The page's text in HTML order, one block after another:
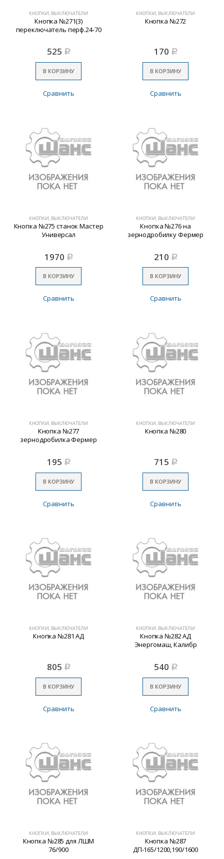
КНОПКИ, ВЫКЛЮЧАТЕЛИ
Кнопка №271(3)
переключатель перф.24-70
525 Р
В КОРЗИНУ
Сравнить
КНОПКИ, ВЫКЛЮЧАТЕЛИ
Кнопка №272
170 Р
В КОРЗИНУ
Сравнить
КНОПКИ, ВЫКЛЮЧАТЕЛИ
Кнопка №275 станок Мастер
Универсал
1970 Р
В КОРЗИНУ
Сравнить
КНОПКИ, ВЫКЛЮЧАТЕЛИ
Кнопка №276 на
зернодробилку Фермер
210 Р
В КОРЗИНУ
Сравнить
КНОПКИ, ВЫКЛЮЧАТЕЛИ
Кнопка №277
зернодробилка Фермер
195 Р
В КОРЗИНУ
Сравнить
КНОПКИ, ВЫКЛЮЧАТЕЛИ
Кнопка №280
715 Р
В КОРЗИНУ
Сравнить
КНОПКИ, ВЫКЛЮЧАТЕЛИ
Кнопка №281 АД
805 Р
В КОРЗИНУ
Сравнить
КНОПКИ, ВЫКЛЮЧАТЕЛИ
Кнопка №282 АД
Энергомаш, Калибр
540 Р
В КОРЗИНУ
Сравнить
КНОПКИ, ВЫКЛЮЧАТЕЛИ
Кнопка №285 для ЛШМ
76/900
КНОПКИ, ВЫКЛЮЧАТЕЛИ
Кнопка №287
ДП-165/1200,190/1600